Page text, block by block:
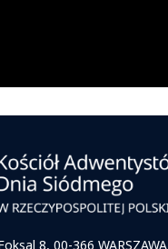
8, 00-366 WARSZAWA